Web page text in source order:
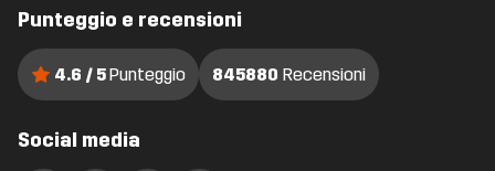
Punteggio e recensioni
4.6 / 5Punteggio 845880 Recensioni
Social media